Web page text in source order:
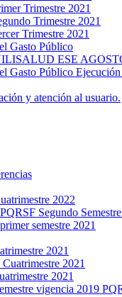
Trimestre 2021
Trimestre 2021
Trimestre 2021
Gasto Público
ESE
Gasto Público
y atención al usuario.
2022
Segundo
semestre 2021
2021
2021
2021
vigencia 2019